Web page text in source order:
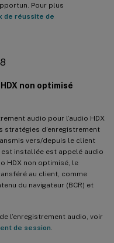
Pour plus
de réussite de
non optimisé
audio pour l’audio HDX
d’enregistrement
vers/depuis le client
installée est appelé audio
HDX non optimisé, le
au client, comme
du navigateur (BCR) et
l’enregistrement audio, voir
de session